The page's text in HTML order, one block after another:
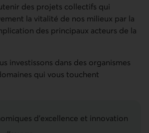
des projets collectifs qui
la vitalité de nos milieux par la
des principaux acteurs de la
investissons dans des organismes
qui vous touchent
d'excellence et innovation